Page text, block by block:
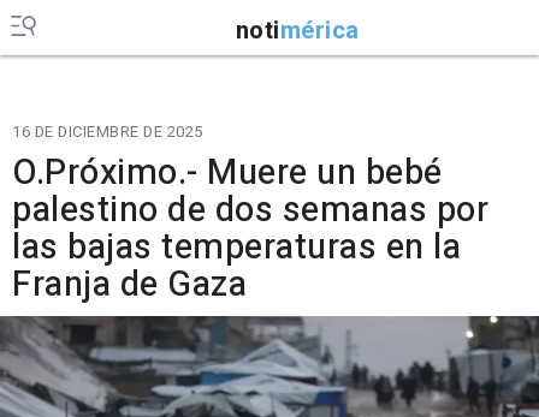
notimérica
16 DE DICIEMBRE DE 2025
O.Próximo.- Muere un bebé
palestino de dos semanas por
las bajas temperaturas en la
Franja de Gaza